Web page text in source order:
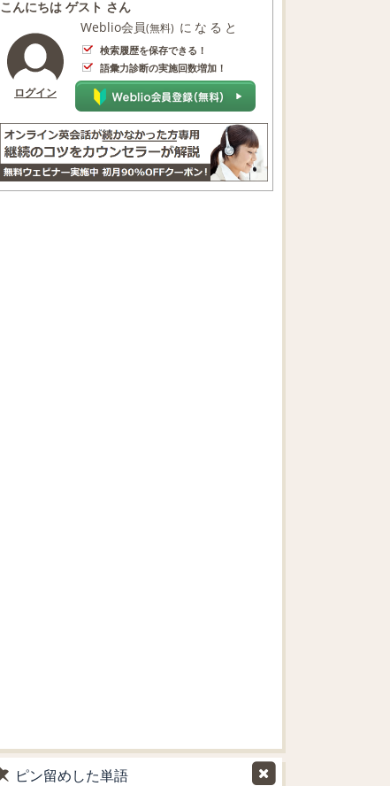
こんにちは ゲスト さん
ログイン
Weblio会員(無料) になると
検索履歴を保存できる！
語彙力診断の実施回数増加！
ピン留めした単語